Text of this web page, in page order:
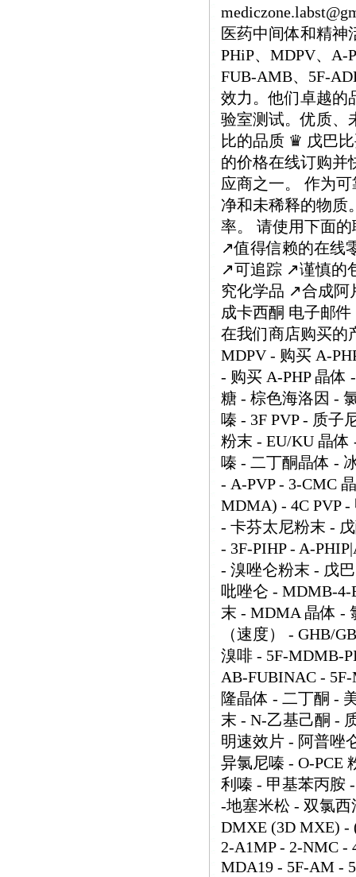
医药中间体和精神
PHiP、MDPV、A-
FUB-AMB、5F-
效力。他们卓越的
验室测试。优质、
比的品质 ♛ 戊巴
的价格在线订购并
应商之一。 作为
净和未稀释的物质
率。 请使用下面
↗️值得信赖的在线
↗️可追踪 ↗️谨慎的
究化学品 ↗️合成
成卡西酮 电子邮件
在我们商店购买的
MDPV - 购买 A-
- 购买 A-PHP 晶体
糖 - 棕色海洛因 -
嗪 - 3F PVP - 质子
粉末 - EU/KU 晶体
嗪 - 二丁酮晶体 -
- A-PVP - 3-CMC
MDMA) - 4C PVP
- 卡芬太尼粉末 -
- 3F-PIHP - A-
- 溴唑仑粉末 - 戊
吡唑仑 - MDMB-4-
末 - MDMA 晶体 -
（速度） - GHB/
溴啡 - 5F-MDMB-
AB-FUBINAC -
隆晶体 - 二丁酮 -
末 - N-乙基己酮 -
明速效片 - 阿普唑
异氯尼嗪 - O-PCE
利嗪 - 甲基苯丙胺
-地塞米松 - 双氯西
DMXE (3D MXE) -
2-A1MP - 2-NMC -
MDA19 - 5F-AM -